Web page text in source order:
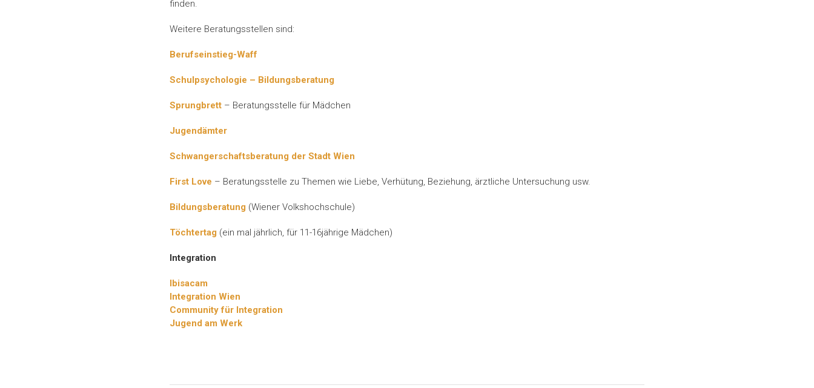
finden.
Weitere Beratungsstellen sind:
Berufseinstieg-Waff
Schulpsychologie – Bildungsberatung
Sprungbrett – Beratungsstelle für Mädchen
Jugendämter
Schwangerschaftsberatung der Stadt Wien
First Love – Beratungsstelle zu Themen wie Liebe, Verhütung, Beziehung, ärztliche Untersuchung usw.
Bildungsberatung (Wiener Volkshochschule)
Töchtertag (ein mal jährlich, für 11-16jährige Mädchen)
Integration
Ibisacam
Integration Wien
Community für Integration
Jugend am Werk